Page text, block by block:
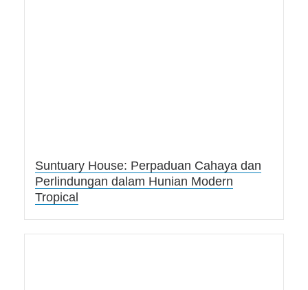
Suntuary House: Perpaduan Cahaya dan
Perlindungan dalam Hunian Modern
Tropical